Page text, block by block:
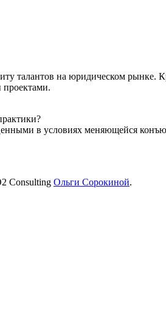
талантов на юридическом
проектами.
в условиях меняющейся
Consulting Ольги Сорокиной.